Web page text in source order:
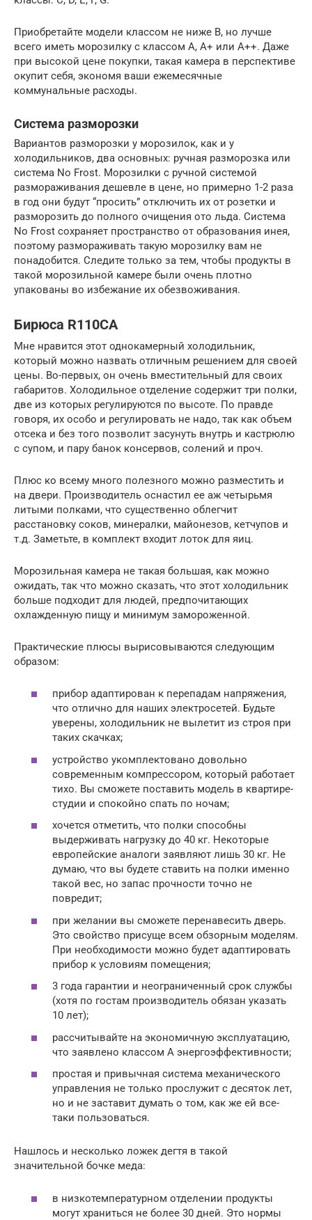
Приобретайте модели классом не ниже В, но лучше
всего иметь морозилку с классом А, А+ или А++. Даже
при высокой цене покупки, такая камера в перспективе
окупит себя, экономя ваши ежемесячные
коммунальные расходы.
Система разморозки
Вариантов разморозки у морозилок, как и у
холодильников, два основных: ручная разморозка или
система No Frost. Морозилки с ручной системой
размораживания дешевле в цене, но примерно 1-2 раза
в год они будут “просить” отключить их от розетки и
разморозить до полного очищения ото льда. Система
No Frost сохраняет пространство от образования инея,
поэтому размораживать такую морозилку вам не
понадобится. Следите только за тем, чтобы продукты в
такой морозильной камере были очень плотно
упакованы во избежание их обезвоживания.
Бирюса R110CA
Мне нравится этот однокамерный холодильник,
который можно назвать отличным решением для своей
цены. Во-первых, он очень вместительный для своих
габаритов. Холодильное отделение содержит три полки,
две из которых регулируются по высоте. По правде
говоря, их особо и регулировать не надо, так как объем
отсека и без того позволит засунуть внутрь и кастрюлю
с супом, и пару банок консервов, солений и проч.
Плюс ко всему много полезного можно разместить и
на двери. Производитель оснастил ее аж четырьмя
литыми полками, что существенно облегчит
расстановку соков, минералки, майонезов, кетчупов и
т.д. Заметьте, в комплект входит лоток для яиц.
Морозильная камера не такая большая, как можно
ожидать, так что можно сказать, что этот холодильник
больше подходит для людей, предпочитающих
охлажденную пищу и минимум замороженной.
Практические плюсы вырисовываются следующим
образом:
прибор адаптирован к перепадам напряжения,
что отлично для наших электросетей. Будьте
уверены, холодильник не вылетит из строя при
таких скачках;
устройство укомплектовано довольно
современным компрессором, который работает
тихо. Вы сможете поставить модель в квартире-
студии и спокойно спать по ночам;
хочется отметить, что полки способны
выдерживать нагрузку до 40 кг. Некоторые
европейские аналоги заявляют лишь 30 кг. Не
думаю, что вы будете ставить на полки именно
такой вес, но запас прочности точно не
повредит;
при желании вы сможете перенавесить дверь.
Это свойство присуще всем обзорным моделям.
При необходимости можно будет адаптировать
прибор к условиям помещения;
3 года гарантии и неограниченный срок службы
(хотя по гостам производитель обязан указать
10 лет);
рассчитывайте на экономичную эксплуатацию,
что заявлено классом А энергоэффективности;
простая и привычная система механического
управления не только прослужит с десяток лет,
но и не заставит думать о том, как же ей все-
таки пользоваться.
Нашлось и несколько ложек дегтя в такой
значительной бочке меда:
в низкотемпературном отделении продукты
могут храниться не более 30 дней. Это нормы